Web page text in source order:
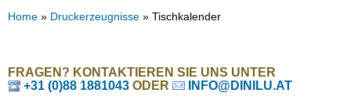
Home » Druckerzeugnisse » Tischkalender
FRAGEN? KONTAKTIEREN SIE UNS UNTER
+31 (0)88 1881043 ODER INFO@DINILU.AT